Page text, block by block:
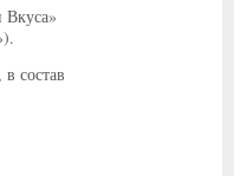
состав